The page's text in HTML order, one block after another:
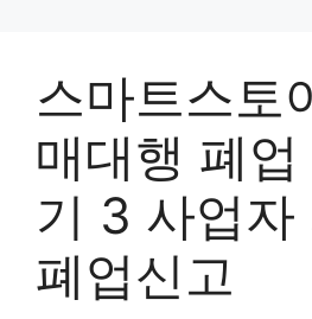
스마트스토
매대행 폐
기 3 사업자
폐업신고